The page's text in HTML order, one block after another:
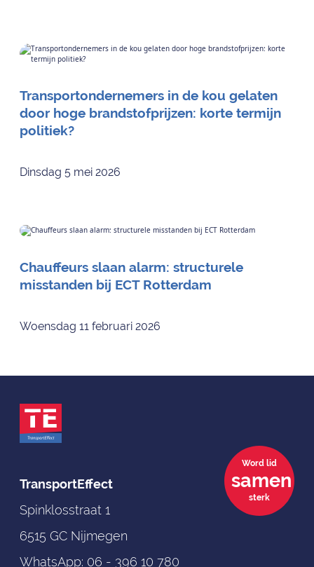
Transportondernemers in de kou gelaten
door hoge brandstofprijzen: korte termijn
politiek?
Dinsdag 5 mei 2026
Chauffeurs slaan alarm: structurele
misstanden bij ECT Rotterdam
Woensdag 11 februari 2026
TransportEffect
Spinklosstraat 1
6515 GC Nijmegen
WhatsApp: 06 - 396 10 780
Word lid
samen
sterk